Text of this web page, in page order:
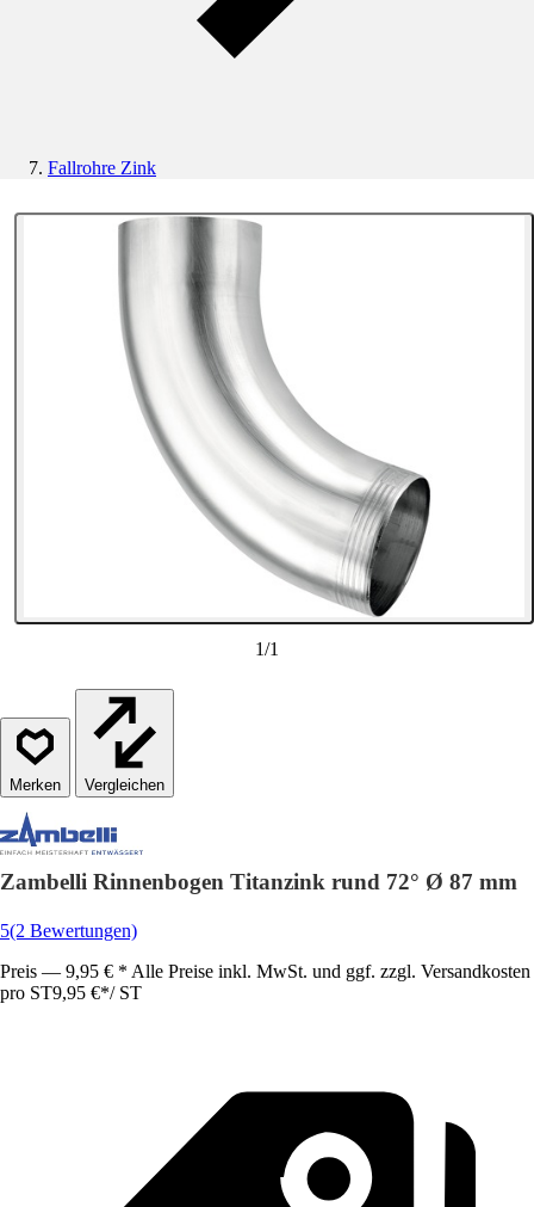
Fallrohre Zink
1/1
Vergleichen
Zambelli Rinnenbogen Titanzink rund 72° Ø 87 mm
5(2 Bewertungen)
Preis — 9,95 € * Alle Preise inkl. MwSt. und ggf. zzgl. Versandkosten
pro ST9,95 €*/ ST